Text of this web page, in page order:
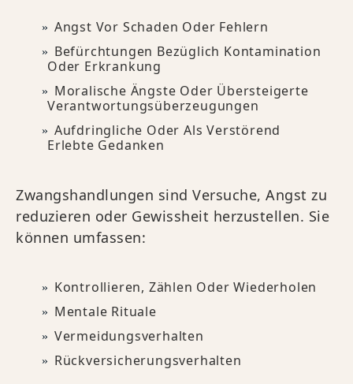
Angst Vor Schaden Oder Fehlern
Befürchtungen Bezüglich Kontamination
Oder Erkrankung
Moralische Ängste Oder Übersteigerte
Verantwortungsüberzeugungen
Aufdringliche Oder Als Verstörend
Erlebte Gedanken
Zwangshandlungen sind Versuche, Angst zu
reduzieren oder Gewissheit herzustellen. Sie
können umfassen:
Kontrollieren, Zählen Oder Wiederholen
Mentale Rituale
Vermeidungsverhalten
Rückversicherungsverhalten